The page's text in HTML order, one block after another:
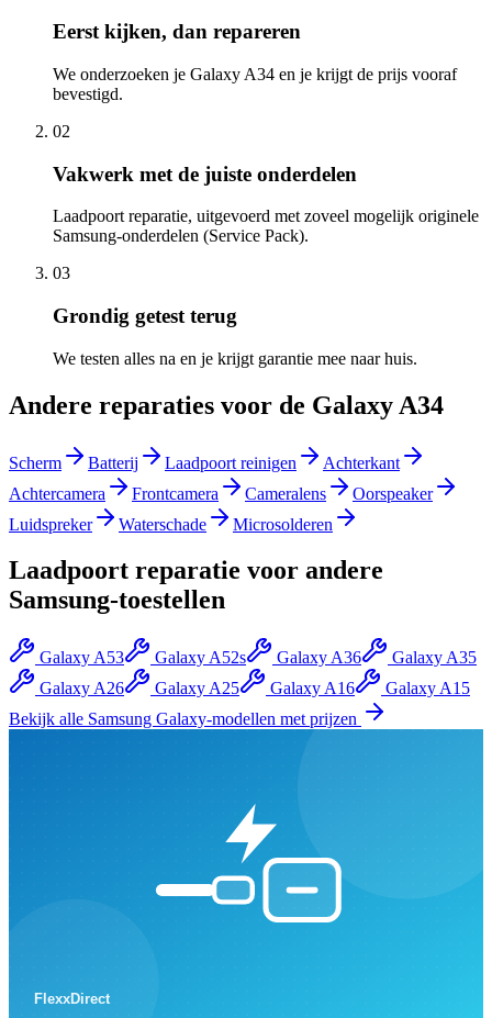
Eerst kijken, dan repareren
We onderzoeken je Galaxy A34 en je krijgt de prijs vooraf
bevestigd.
02
Vakwerk met de juiste onderdelen
Laadpoort reparatie, uitgevoerd met zoveel mogelijk originele
Samsung-onderdelen (Service Pack).
03
Grondig getest terug
We testen alles na en je krijgt garantie mee naar huis.
Andere reparaties voor de Galaxy A34
Scherm Batterij Laadpoort reinigen
Achterkant
Achtercamera
Frontcamera Cameralens
Oorspeaker
Luidspreker
Waterschade Microsolderen
Laadpoort reparatie voor andere
Samsung-toestellen
Galaxy A53 Galaxy A52s Galaxy A36
Galaxy A35
Galaxy A26
Galaxy A25 Galaxy A16
Galaxy A15
Bekijk alle Samsung Galaxy-modellen met prijzen